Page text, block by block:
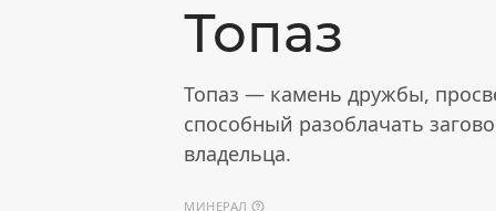
Топаз
Топаз — камень дружбы,
способный разоблачать
владельца.
МИНЕРАЛ